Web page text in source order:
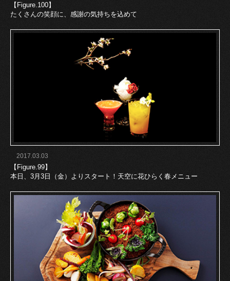
【Figure.100】
たくさんの笑顔に、感謝の気持ちを込めて
2017.03.03
【Figure.99】
本日、3月3日（金）よりスタート！天空に花ひらく春メニュー